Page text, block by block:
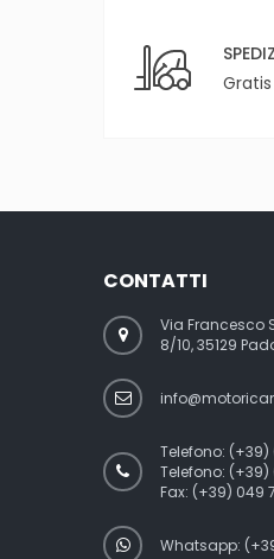
CONTATTI
Via Francesco
8/10, 35129
Telefono: (+39)
Telefono: (+39)
Fax: (+39) 049
Whatsapp: